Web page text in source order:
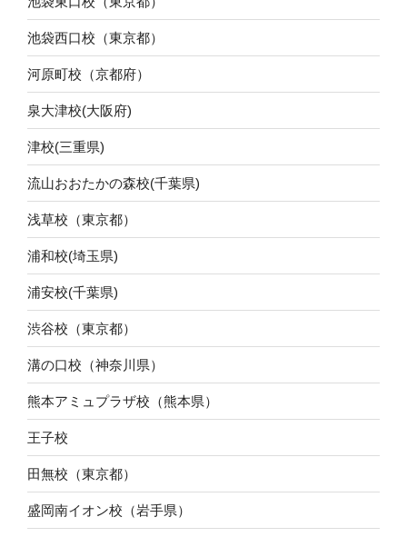
池袋西口校（東京都）
河原町校（京都府）
泉大津校(大阪府)
津校(三重県)
流山おおたかの森校(千葉県)
浅草校（東京都）
浦和校(埼玉県)
浦安校(千葉県)
渋谷校（東京都）
溝の口校（神奈川県）
熊本アミュプラザ校（熊本県）
王子校
田無校（東京都）
盛岡南イオン校（岩手県）